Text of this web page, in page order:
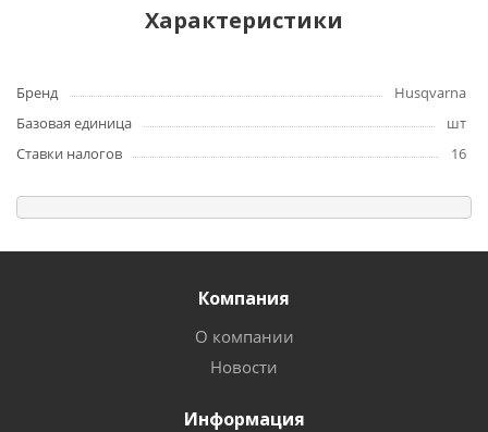
Характеристики
Бренд
Husqvarna
Базовая единица
шт
Ставки налогов
16
Компания
О компании
Новости
Информация